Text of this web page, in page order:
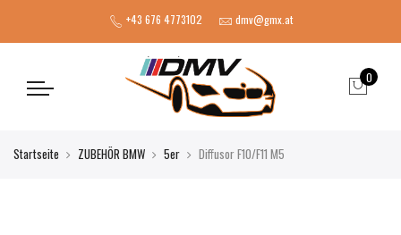
+43 676 4773102 dmv@gmx.at
0
Startseite ZUBEHÖR BMW 5er Diffusor F10/F11 M5